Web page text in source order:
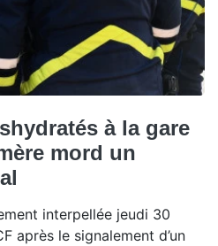
à la gare
mord un
interpellée jeudi 30
après le signalement d’un